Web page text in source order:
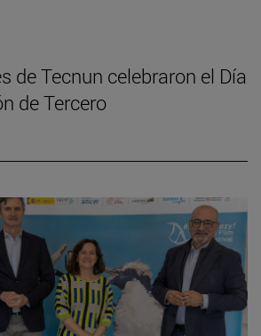
de Tecnun celebraron el Día
de Tercero